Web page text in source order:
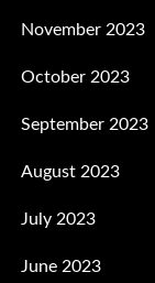
November 2023
October 2023
September 2023
August 2023
July 2023
June 2023